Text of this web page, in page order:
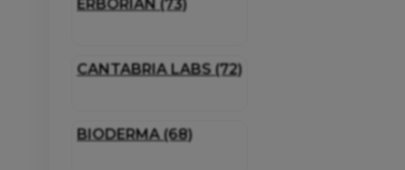
ERBORIAN (73)
CANTABRIA LABS (72)
BIODERMA (68)